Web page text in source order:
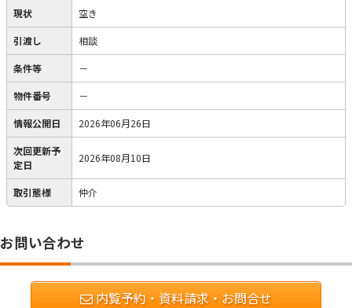
現状 空き
引渡し 相談
条件等 －
物件番号 －
情報公開日 2026年06月26日
次回更新予
定日
2026年08月10日
取引態様 仲介
お問い合わせ
内覧予約・資料請求・お問合せ